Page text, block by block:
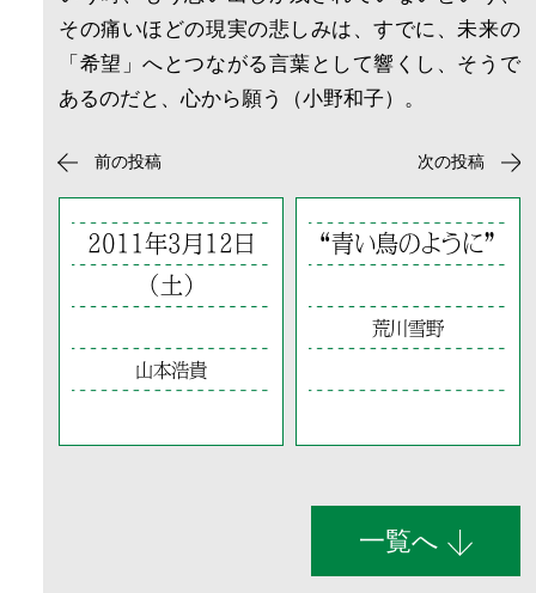
その痛いほどの現実の悲しみは、すでに、未来の
「希望」へとつながる言葉として響くし、そうで
あるのだと、心から願う（小野和子）。
前の投稿
2011年3月12日
（土）
山本浩貴
次の投稿
“青い鳥のように”
荒川雪野
一覧へ